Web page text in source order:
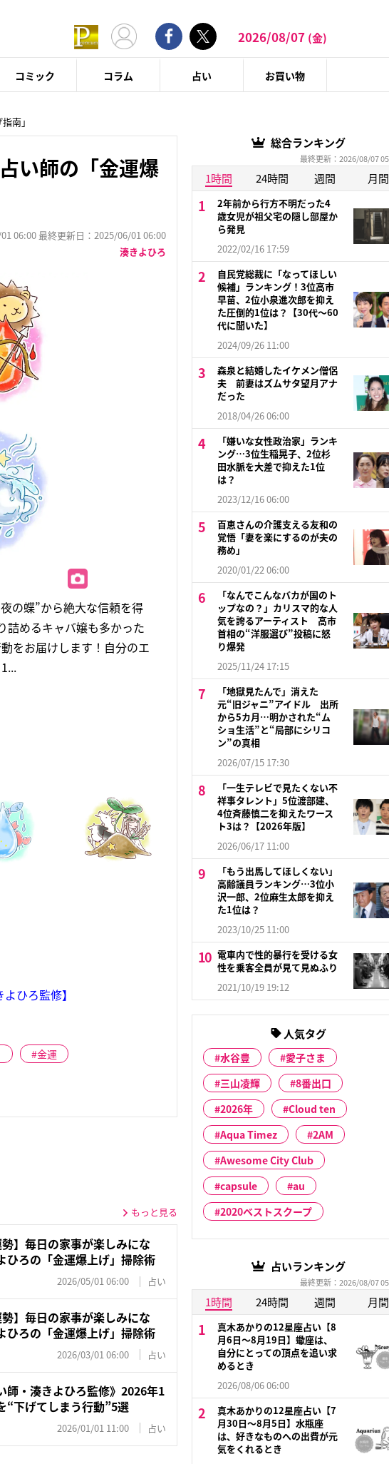
2026/08/07 (金)
コミック コラム 占い お買い物
南」
い師の「金運爆
06:00 最終更新日：2025/06/01 06:00
湊きよひろ
の蝶”から絶大な信頼を得
詰めるキャバ嬢も多かった
をお届けします！自分のエ
ひろ監修】
金運
もっと見る
勢】毎日の家事が楽しみにな
ひろの「金運爆上げ」掃除術
2026/05/01 06:00 占い
勢】毎日の家事が楽しみにな
ひろの「金運爆上げ」掃除術
2026/03/01 06:00 占い
師・湊きよひろ監修》2026年1
“下げてしまう行動”5選
2026/01/01 11:00 占い
総合ランキング
最終更新：2026/08/07
1時間 24時間 週間 月間
2年前から行方不明だった4
歳女児が祖父宅の隠し部屋か
ら発見
2022/02/16 17:59
自民党総裁に「なってほしい
候補」ランキング！3位高市
早苗、2位小泉進次郎を抑え
た圧倒的1位は？【30代〜60
代に聞いた】
2024/09/26 11:00
森泉と結婚したイケメン僧侶
夫 前妻はズムサタ望月アナ
だった
2018/04/26 06:00
「嫌いな女性政治家」ランキ
ング…3位生稲晃子、2位杉
田水脈を大差で抑えた1位
は？
2023/12/16 06:00
百恵さんの介護支える友和の
覚悟「妻を楽にするのが夫の
務め」
2020/01/22 06:00
「なんでこんなバカが国のト
ップなの？」カリスマ的な人
気を誇るアーティスト 高市
首相の“洋服選び”投稿に怒
り爆発
2025/11/24 17:15
「地獄見たんで」消えた
元“旧ジャニ”アイドル 出所
から5カ月…明かされた“ム
ショ生活”と“局部にシリコ
ン”の真相
2026/07/15 17:30
「一生テレビで見たくない不
祥事タレント」5位渡部建、
4位斉藤慎二を抑えたワース
ト3は？【2026年版】
2026/06/17 11:00
「もう出馬してほしくない」
高齢議員ランキング…3位小
沢一郎、2位麻生太郎を抑え
た1位は？
2023/10/25 11:00
電車内で性的暴行を受ける女
性を乗客全員が見て見ぬふり
2021/10/19 19:12
人気タグ
水谷豊
愛子さま
三山凌輝
8番出口
2026年
Cloud ten
Aqua Timez
2AM
Awesome City Club
capsule
au
2020ベストスクープ
占いランキング
最終更新：2026/08/07
1時間 24時間 週間 月間
真木あかりの12星座占い【8
月6日～8月19日】蠍座は、
自分にとっての頂点を追い求
めるとき
2026/08/06 06:00
真木あかりの12星座占い【7
月30日～8月5日】水瓶座
は、好きなものへの出費が元
気をくれるとき